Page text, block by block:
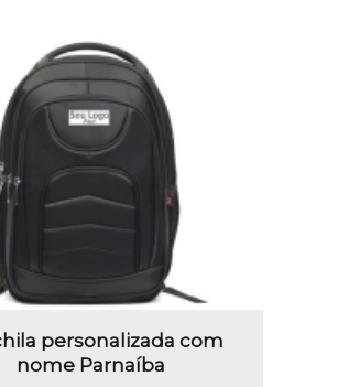
personalizada com
nome Parnaíba